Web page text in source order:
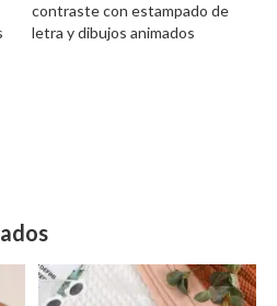
contraste con estampado de
letra y dibujos animados